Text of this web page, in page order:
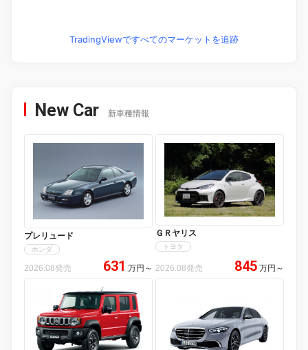
TradingViewですべてのマーケットを追跡
New Car 新車種情報
プレリュード
ホンダ
2026.08発売 631 万円 ～
ＧＲヤリス
トヨタ
2026.08発売 845 万円 ～